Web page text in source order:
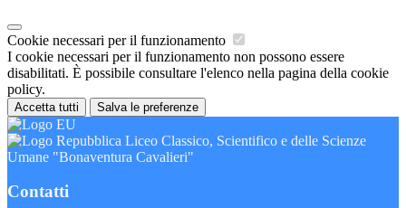
Cookie necessari per il funzionamento
I cookie necessari per il funzionamento non possono essere
disabilitati. È possibile consultare l'elenco nella pagina della cookie
policy.
Accetta tutti Salva le preferenze
Liceo Classico, Scientifico e delle Scienze
Umane "Bonaventura Cavalieri"
Contatti